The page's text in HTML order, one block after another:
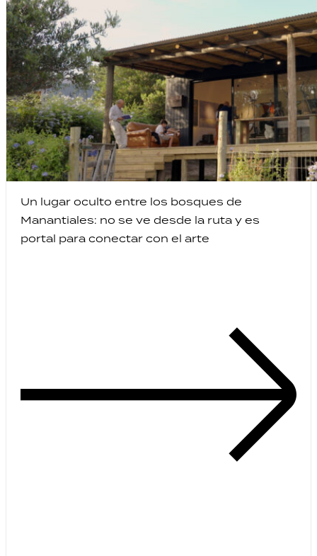
Un lugar oculto entre los bosques de
Manantiales: no se ve desde la ruta y es
portal para conectar con el arte